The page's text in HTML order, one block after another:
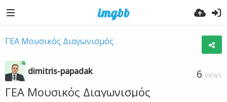
ΓΕΑ Μουσικός Διαγωνισμός
dimitris-papadak 6 VIEWS
ΓΕΑ Μουσικός Διαγωνισμός